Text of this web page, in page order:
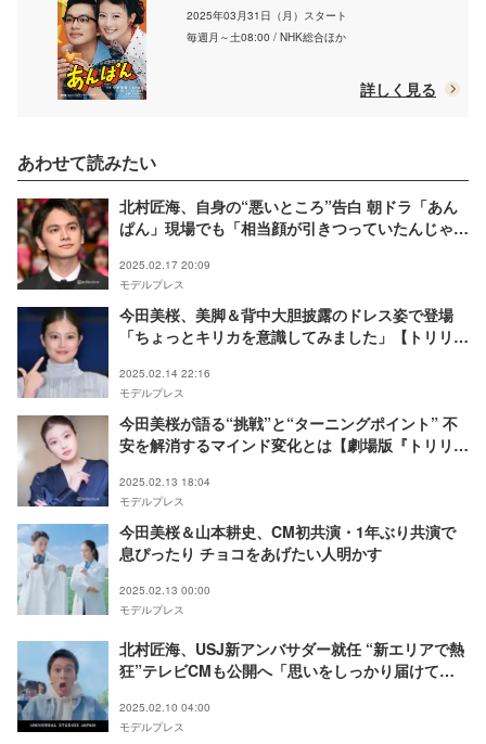
2025年03月31日（月）スタート
毎週月～土08:00 / NHK総合ほか
詳しく見る
あわせて読みたい
北村匠海、自身の“悪いところ”告白 朝ドラ「あん
ぱん」現場でも「相当顔が引きつっていたんじゃな
2025.02.17 20:09
モデルプレス
今田美桜、美脚＆背中大胆披露のドレス姿で登場
「ちょっとキリカを意識してみました」【トリリオ
2025.02.14 22:16
モデルプレス
今田美桜が語る“挑戦”と“ターニングポイント” 不
安を解消するマインド変化とは【劇場版『トリリオ
2025.02.13 18:04
モデルプレス
今田美桜＆山本耕史、CM初共演・1年ぶり共演で
息ぴったり チョコをあげたい人明かす
2025.02.13 00:00
モデルプレス
北村匠海、USJ新アンバサダー就任 “新エリアで熱
狂”テレビCMも公開へ「思いをしっかり届けてい
2025.02.10 04:00
モデルプレス